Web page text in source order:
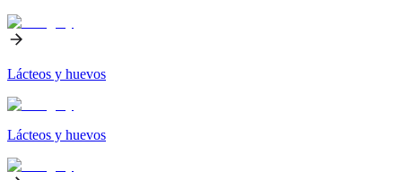
Lácteos y huevos
Lácteos y huevos